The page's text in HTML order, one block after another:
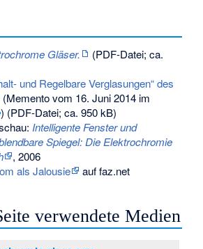
Gläser.
(PDF-Datei; ca.
und Regelbare Verglasungen“ des
(Mementovom 16. Juni 2014 im
) (PDF-Datei; ca. 950 kB)
Intelligente Fenster und
Spiegel: Die Elektrochromie
, 2006
als Jalousie
auf faz.net
verwendete Medien